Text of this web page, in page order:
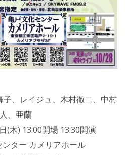
、レイジュ、木村徹二、中村
、亜蘭
(木) 13:00開場 13:30開演
ター カメリアホール